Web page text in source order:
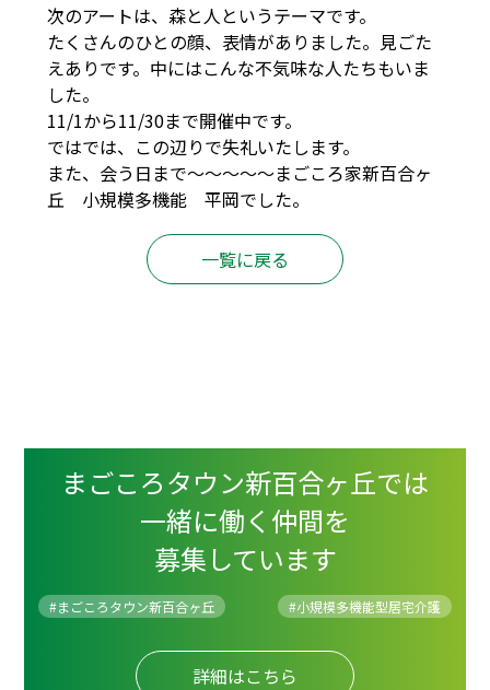
次のアートは、森と人というテーマです。
たくさんのひとの顔、表情がありました。見ごた
えありです。中にはこんな不気味な人たちもいま
した。
11/1から11/30まで開催中です。
ではでは、この辺りで失礼いたします。
また、会う日まで～～～～～まごころ家新百合ヶ
丘 小規模多機能 平岡でした。
一覧に戻る
まごころタウン新百合ヶ丘では
一緒に働く仲間を
募集しています
#まごころタウン新百合ヶ丘 #小規模多機能型居宅介護
詳細はこちら